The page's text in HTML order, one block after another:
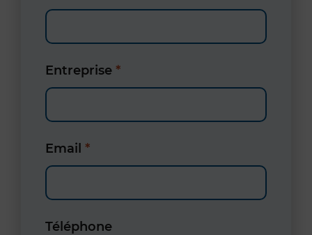
Entreprise *
Email *
Téléphone